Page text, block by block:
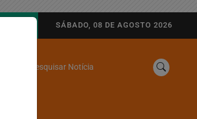
SÁBADO, 08 DE AGOSTO 2026
Pesquisar Notícia